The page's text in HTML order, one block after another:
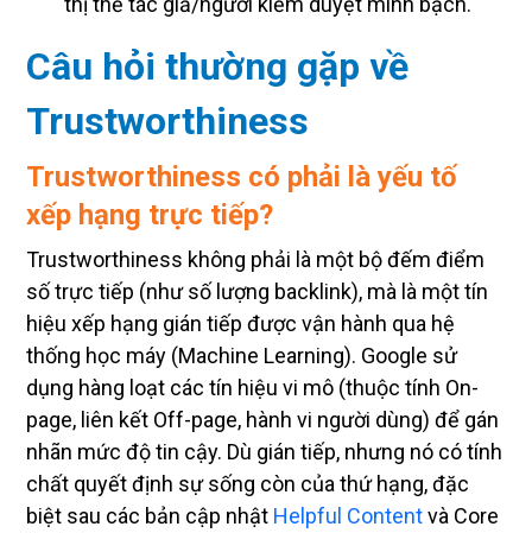
Câu hỏi thường gặp về
Trustworthiness
Trustworthiness có phải là yếu tố
xếp hạng trực tiếp?
Trustworthiness không phải là một bộ đếm điểm
số trực tiếp (như số lượng backlink), mà là một tín
hiệu xếp hạng gián tiếp được vận hành qua hệ
thống học máy (Machine Learning). Google sử
dụng hàng loạt các tín hiệu vi mô (thuộc tính On-
page, liên kết Off-page, hành vi người dùng) để gán
nhãn mức độ tin cậy. Dù gián tiếp, nhưng nó có tính
chất quyết định sự sống còn của thứ hạng, đặc
biệt sau các bản cập nhật Helpful Contentvà Core